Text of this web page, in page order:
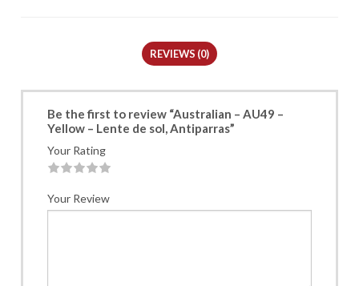
REVIEWS (0)
Be the first to review “Australian – AU49 –
Yellow – Lente de sol, Antiparras”
Your Rating
Your Review